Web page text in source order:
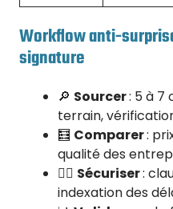
Workflow anti-
signature
🔎 Sourcer: 5 à 7
terrain,
🧮 Comparer:
qualité des
🧑‍⚖️ Sécuriser:
indexation des